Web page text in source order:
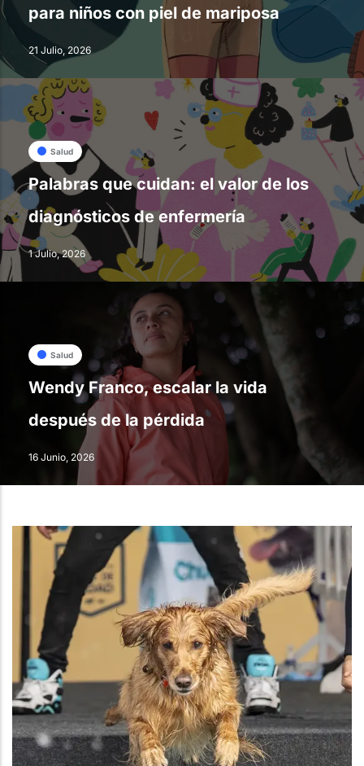
para niños con piel de mariposa
21 Julio, 2026
Salud
Palabras que cuidan: el valor de los
diagnósticos de enfermería
1 Julio, 2026
Salud
Wendy Franco, escalar la vida
después de la pérdida
16 Junio, 2026